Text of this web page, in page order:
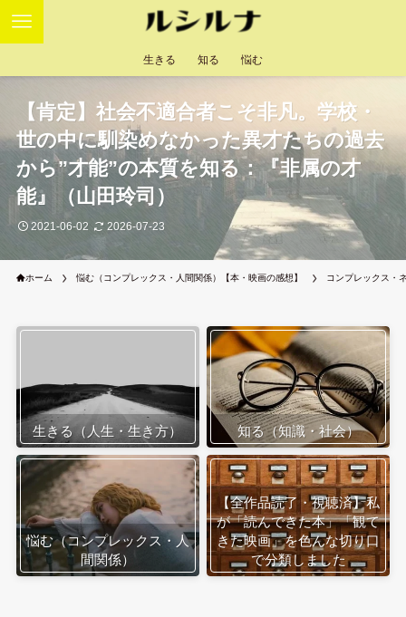
生きる 知る 悩む
【肯定】社会不適合者こそ非凡。学校・
世の中に馴染めなかった異才たちの過去
から”才能”の本質を知る：『非属の才
能』（山田玲司）
2021-06-02 2026-07-23
ホーム 悩む（コンプレックス・人間関係）【本・映画の感想】 コンプレックス・
生きる（人生・生き方） 知る（知識・社会）
悩む（コンプレックス・人
間関係）
【全作品読了・視聴済】私
が「読んできた本」「観て
きた映画」を色んな切り口
で分類しました